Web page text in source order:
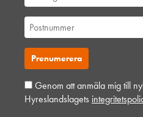
Lägg till i hyrkorgen
Genom att anmäla mig till
Hyreslandslagets